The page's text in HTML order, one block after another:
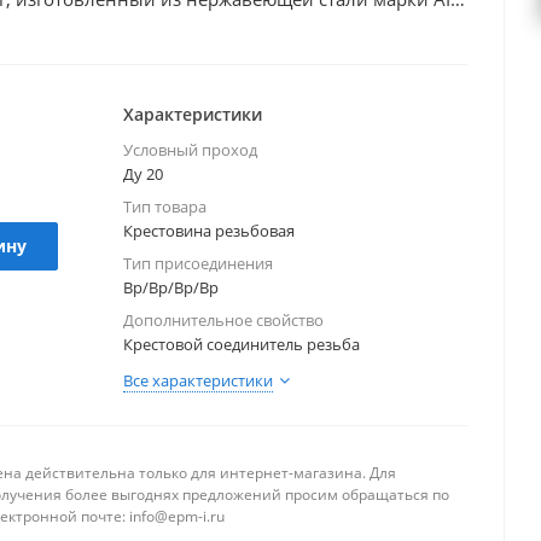
трубопроводов с диаметром условного
перпендикулярное соединение четырех
может быть полезно в различных
таких как отопление, водоснабжение,
промышленность и т. д.
Характеристики
Условный проход
Ду 20
Тип товара
Крестовина резьбовая
Тип присоединения
Вр/Вр/Вр/Вр
Дополнительное свойство
Крестовой соединитель резьба
Все характеристики
действительна только для интернет-магазина. Для
более выгоднях предложений просим обращаться по
почте: info@epm-i.ru